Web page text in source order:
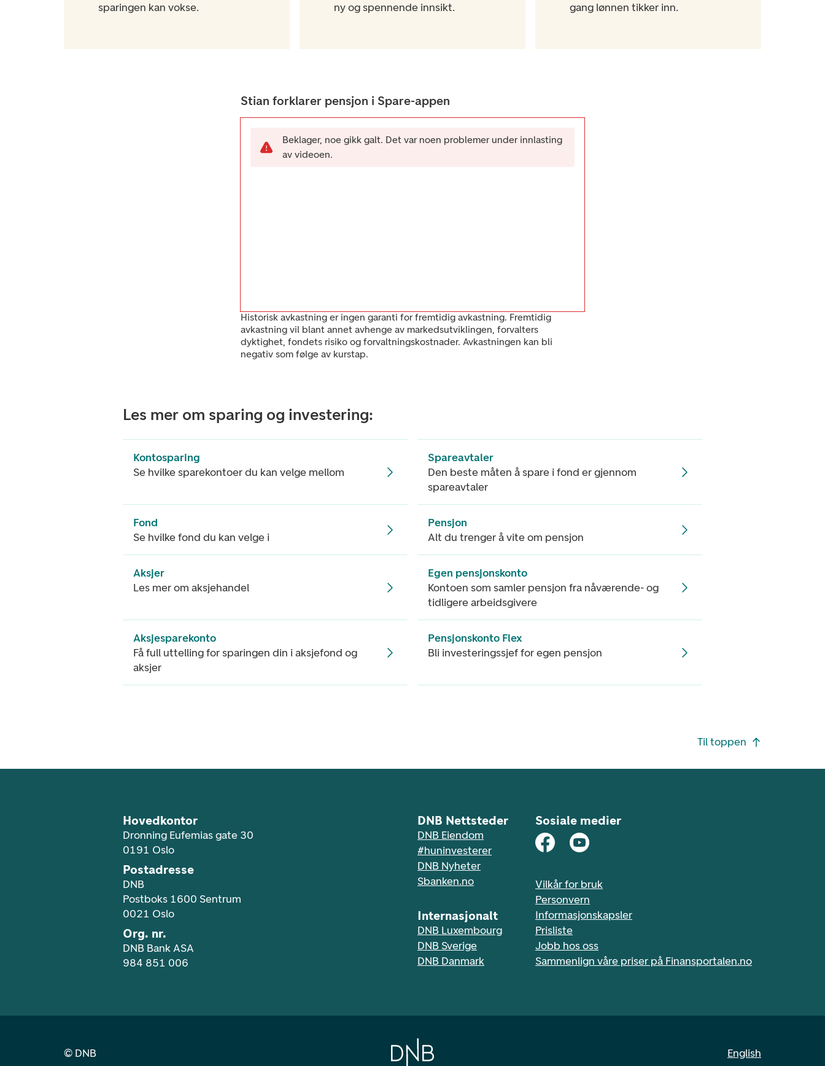
sparingen kan vokse.
ny og spennende innsikt.
gang lønnen tikker inn.
Stian forklarer pensjon i Spare-appen
Beklager, noe gikk galt. Det var noen problemer under innlasting
av videoen.
Historisk avkastning er ingen garanti for fremtidig avkastning. Fremtidig
avkastning vil blant annet avhenge av markedsutviklingen, forvalters
dyktighet, fondets risiko og forvaltningskostnader. Avkastningen kan bli
negativ som følge av kurstap.
Les mer om sparing og investering:
Kontosparing
Se hvilke sparekontoer du kan velge mellom
Spareavtaler
Den beste måten å spare i fond er gjennom
spareavtaler
Fond
Se hvilke fond du kan velge i
Pensjon
Alt du trenger å vite om pensjon
Aksjer
Les mer om aksjehandel
Egen pensjonskonto
Kontoen som samler pensjon fra nåværende- og
tidligere arbeidsgivere
Aksjesparekonto
Få full uttelling for sparingen din i aksjefond og
aksjer
Pensjonskonto Flex
Bli investeringssjef for egen pensjon
Til toppen
Hovedkontor
Dronning Eufemias gate 30
0191 Oslo
Postadresse
DNB
Postboks 1600 Sentrum
0021 Oslo
Org. nr.
DNB Bank ASA
984 851 006
DNB Nettsteder
DNB Eiendom
#huninvesterer
DNB Nyheter
Sbanken.no
Internasjonalt
DNB Luxembourg
DNB Sverige
DNB Danmark
Sosiale medier
Vilkår for bruk
Personvern
Informasjonskapsler
Prisliste
Jobb hos oss
Sammenlign våre priser på Finansportalen.no
© DNB English